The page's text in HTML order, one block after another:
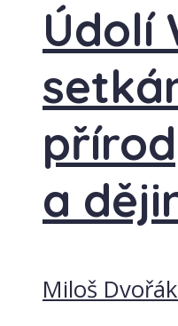
Údolí
a
Miloš Dvořák